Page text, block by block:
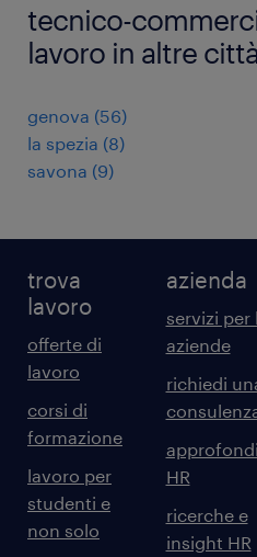
tecnico-
lavoro in altre
genova (56)
la spezia (8)
savona (9)
trova
lavoro
offerte di
lavoro
corsi di
formazione
lavoro per
studenti e
non solo
azienda
servizi per
aziende
richiedi
HR
ricerche e
insight HR